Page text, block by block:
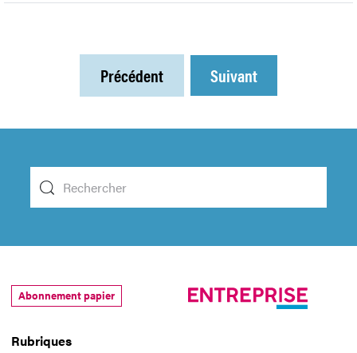
Précédent Suivant
Rubriques
Abonnement papier